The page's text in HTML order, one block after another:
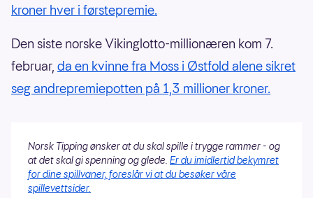
kroner hver i førstepremie.
Den siste norske Vikinglotto-millionæren kom 7.
februar, da en kvinne fra Moss i Østfold alene sikret
seg andrepremiepotten på 1,3 millioner kroner.
Norsk Tipping ønsker at du skal spille i trygge rammer - og
at det skal gi spenning og glede. Er du imidlertid bekymret
for dine spillvaner, foreslår vi at du besøker våre
spillevettsider.